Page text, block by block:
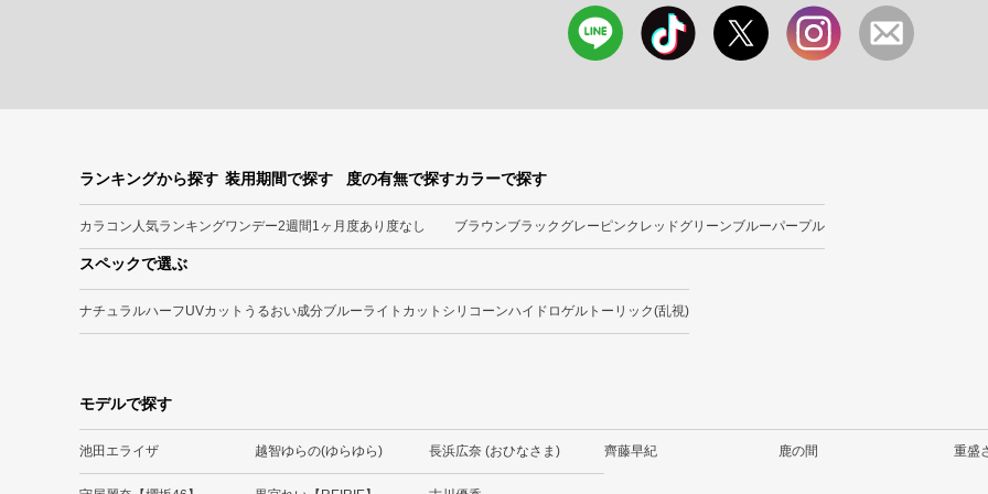
ランキングから探す
カラコン人気ランキング
装用期間で探す
ワンデー2週間1ヶ月
度の有無で探す
度あり 度なし
カラーで探す
ブラウンブラック グレー ピンク レッドグリーンブルーパープル
スペックで選ぶ
ナチュラルハーフUVカット うるおい成分ブルーライトカット シリコーンハイドロゲル トーリック(乱視)
モデルで探す
池田エライザ 越智ゆらの(ゆらゆら) 長浜広奈 (おひなさま) 齊藤早紀 鹿の間 重盛